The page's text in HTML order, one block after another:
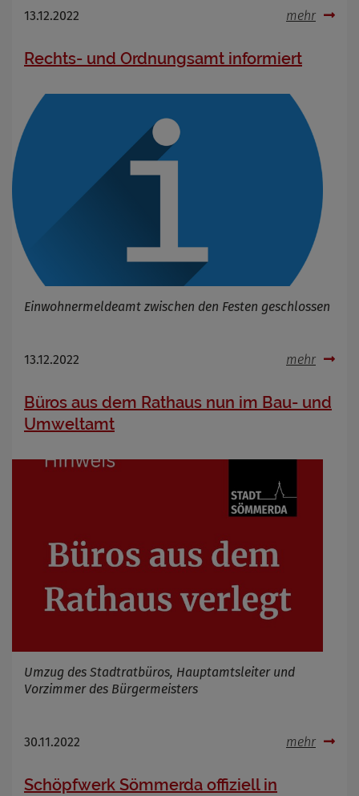
13.12.2022 mehr
Rechts- und Ordnungsamt informiert
Einwohnermeldeamt zwischen den Festen geschlossen
13.12.2022 mehr
Büros aus dem Rathaus nun im Bau- und
Umweltamt
Umzug des Stadtratbüros, Hauptamtsleiter und
Vorzimmer des Bürgermeisters
30.11.2022 mehr
Schöpfwerk Sömmerda offiziell in